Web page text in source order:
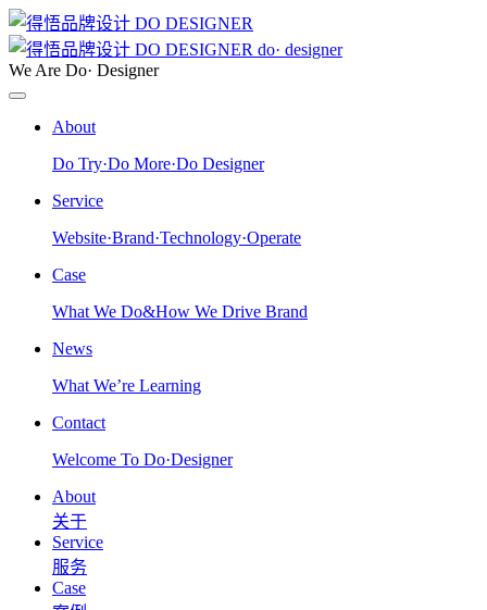
do· designer
We Are Do· Designer
About
Do Try·Do More·Do Designer
Service
Website·Brand·Technology·Operate
Case
What We Do&How We Drive Brand
News
What We’re Learning
Contact
Welcome To Do·Designer
About
关于
Service
服务
Case